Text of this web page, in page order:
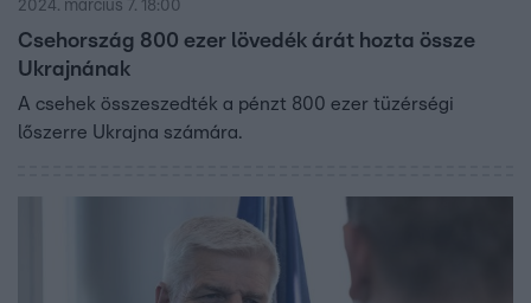
2024. március 7. 18:00
Csehország 800 ezer lövedék árát hozta össze
Ukrajnának
A csehek összeszedték a pénzt 800 ezer tüzérségi
lőszerre Ukrajna számára.